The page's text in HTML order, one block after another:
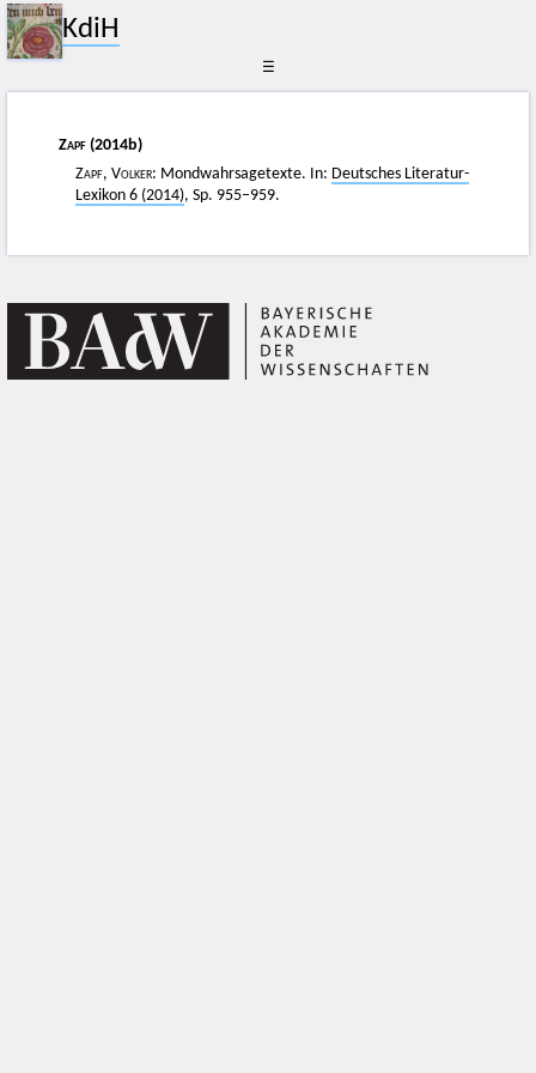
KdiH
☰
Zapf (2014b)
Zapf, Volker: Mondwahrsagetexte. In: Deutsches Literatur-
Lexikon 6 (2014), Sp. 955–959.